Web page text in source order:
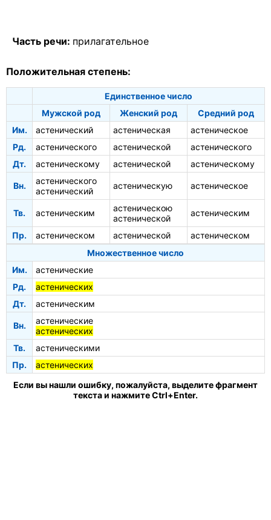
Часть речи: прилагательное
Положительная степень:
Единственное число
Мужской род
Женский род
Средний род
Им.
астенический астеническая
астеническое
Рд.
астенического астенической
астенического
Дт.
астеническому астенической астеническому
Вн.
астенического
астенический
астеническую астеническое
Тв. астеническим
астеническою
астенической
астеническим
Пр. астеническом астенической
астеническом
Множественное число
Им.
астенические
Рд.
астенических
Дт.
астеническим
Вн.
астенические
астенических
Тв.
астеническими
Пр.
астенических
Если вы нашли ошибку, пожалуйста, выделите фрагмент
текста и нажмите Ctrl+Enter.